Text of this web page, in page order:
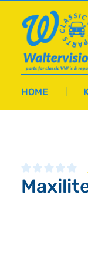
Zur
HOME